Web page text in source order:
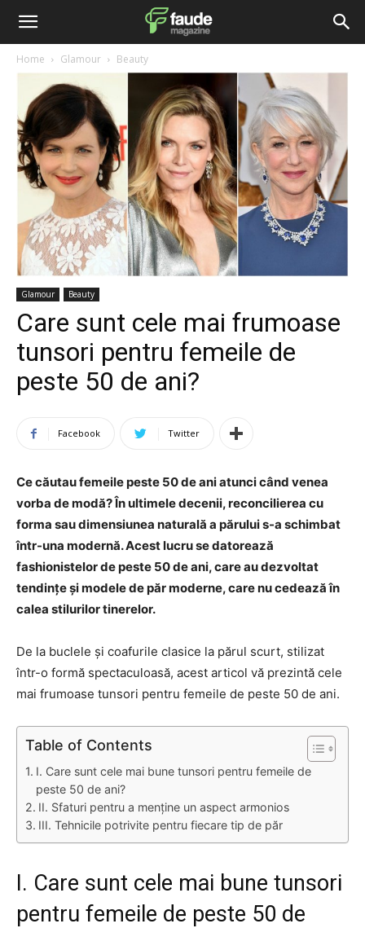
Home Glamour Beauty
Glamour Beauty
Care sunt cele mai frumoase
tunsori pentru femeile de
peste 50 de ani?
Facebook Twitter
Ce căutau femeile peste 50 de ani atunci când venea
vorba de modă? În ultimele decenii, reconcilierea cu
forma sau dimensiunea naturală a părului s-a schimbat
într-una modernă. Acest lucru se datorează
fashionistelor de peste 50 de ani, care au dezvoltat
tendințe și modele de păr moderne, care nu cedează în
calea stilurilor tinerelor.
De la buclele și coafurile clasice la părul scurt, stilizat
într-o formă spectaculoasă, acest articol vă prezintă cele
mai frumoase tunsori pentru femeile de peste 50 de ani.
Table of Contents
I. Care sunt cele mai bune tunsori pentru femeile de
peste 50 de ani?
II. Sfaturi pentru a menține un aspect armonios
III. Tehnicile potrivite pentru fiecare tip de păr
I. Care sunt cele mai bune tunsori
pentru femeile de peste 50 de